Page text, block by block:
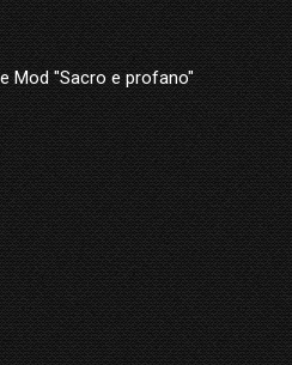
Mod "Sacro e profano"